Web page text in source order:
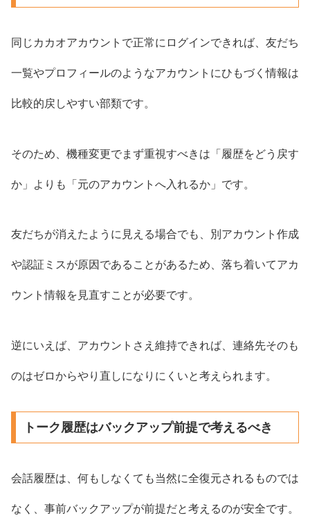
同じカカオアカウントで正常にログインできれば、友だち
一覧やプロフィールのようなアカウントにひもづく情報は
比較的戻しやすい部類です。
そのため、機種変更でまず重視すべきは「履歴をどう戻す
か」よりも「元のアカウントへ入れるか」です。
友だちが消えたように見える場合でも、別アカウント作成
や認証ミスが原因であることがあるため、落ち着いてアカ
ウント情報を見直すことが必要です。
逆にいえば、アカウントさえ維持できれば、連絡先そのも
のはゼロからやり直しになりにくいと考えられます。
トーク履歴はバックアップ前提で考えるべき
会話履歴は、何もしなくても当然に全復元されるものでは
なく、事前バックアップが前提だと考えるのが安全です。